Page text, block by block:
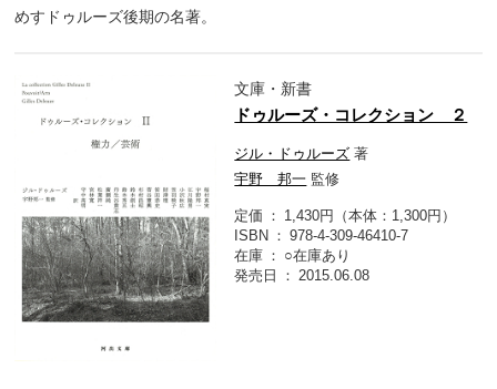
めすドゥルーズ後期の名著。
文庫・新書
ドゥルーズ・コレクション ２
ジル・ドゥルーズ 著
宇野 邦一 監修
定価
1,430円（本体：1,300円）
ISBN
978-4-309-46410-7
在庫
○在庫あり
発売日
2015.06.08